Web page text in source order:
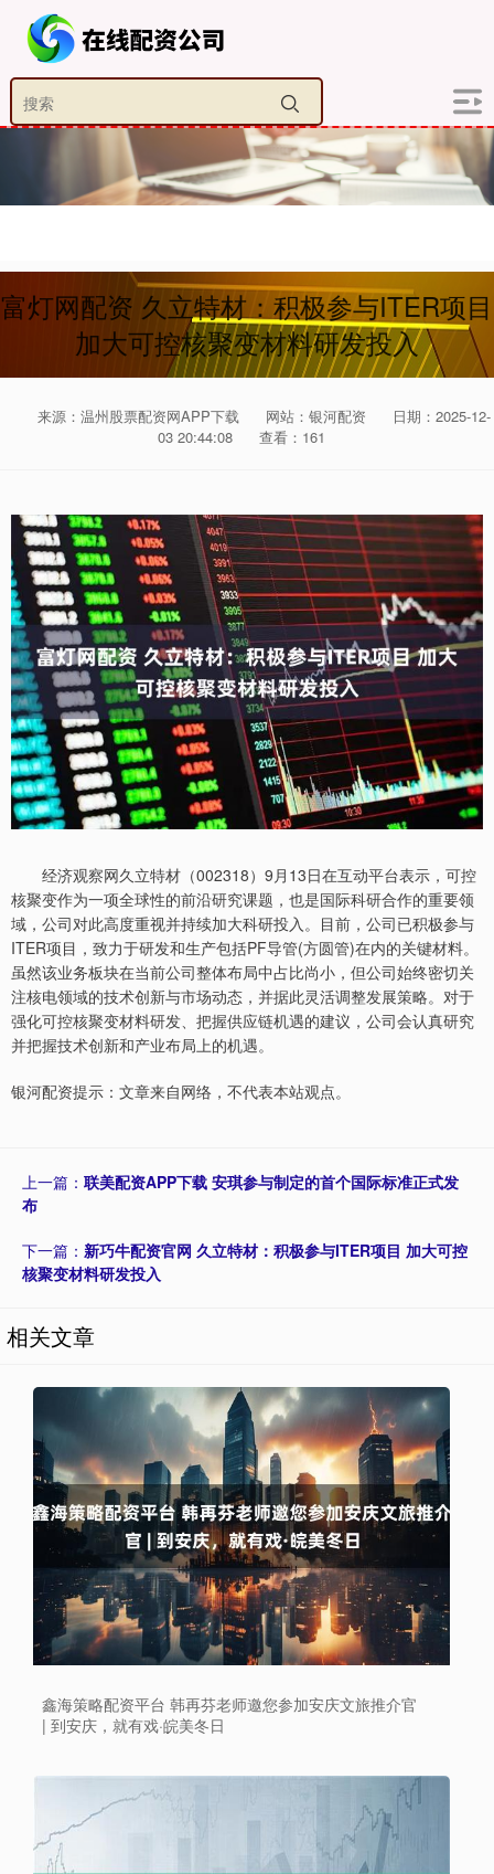
富灯网配资 久立特材：积极参与ITER项目
加大可控核聚变材料研发投入
来源：温州股票配资网APP下载 网站：银河配资
日期：2025-12-
03 20:44:08
查看：161
经济观察网久立特材（002318）9月13日在互动平台表示，可控
核聚变作为一项全球性的前沿研究课题，也是国际科研合作的重要领
域，公司对此高度重视并持续加大科研投入。目前，公司已积极参与
ITER项目，致力于研发和生产包括PF导管(方圆管)在内的关键材料。
虽然该业务板块在当前公司整体布局中占比尚小，但公司始终密切关
注核电领域的技术创新与市场动态，并据此灵活调整发展策略。对于
强化可控核聚变材料研发、把握供应链机遇的建议，公司会认真研究
并把握技术创新和产业布局上的机遇。
银河配资提示：文章来自网络，不代表本站观点。
上一篇： 联美配资APP下载 安琪参与制定的首个国际标准正式发
布
下一篇： 新巧牛配资官网 久立特材：积极参与ITER项目 加大可控
核聚变材料研发投入
相关文章
鑫海策略配资平台 韩再芬老师邀您参加安庆文旅推介官
| 到安庆，就有戏·皖美冬日